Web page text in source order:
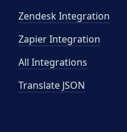
Zendesk Integration
Zapier Integration
All Integrations
Translate JSON